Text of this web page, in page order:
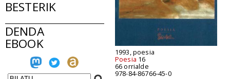
BESTERIK
DENDA
EBOOK
1993, poesia
Poesia 16
66 orrialde
978-84-86766-45-0